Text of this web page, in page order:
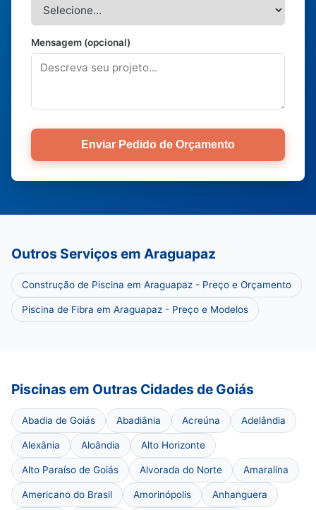
Mensagem (opcional)
Enviar Pedido de Orçamento
Outros Serviços em Araguapaz
Construção de Piscina em Araguapaz - Preço e Orçamento
Piscina de Fibra em Araguapaz - Preço e Modelos
Piscinas em Outras Cidades de Goiás
Abadia de Goiás Abadiânia Acreúna Adelândia
Alexânia Aloândia Alto Horizonte
Alto Paraíso de Goiás Alvorada do Norte Amaralina
Americano do Brasil Amorinópolis Anhanguera